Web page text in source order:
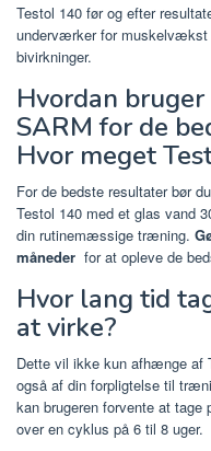
Testol 140 før og efter
underværker for muskelvækst
bivirkninger.
Hvordan
SARM for de
Hvor meget
For de bedste resultater bør
Testol 140 med et glas vand
din rutinemæssige træning.
måneder for at opleve de
Hvor lang tid
at virke?
Dette vil ikke kun afhænge af
også af din forpligtelse til
kan brugeren forvente at
over en cyklus på 6 til 8 uger.